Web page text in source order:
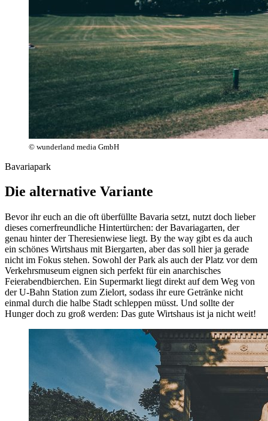
© wunderland media GmbH
Bavariapark
Die alternative Variante
Bevor ihr euch an die oft überfüllte Bavaria setzt, nutzt doch lieber
dieses cornerfreundliche Hintertürchen: der Bavariagarten, der
genau hinter der Theresienwiese liegt. By the way gibt es da auch
ein schönes Wirtshaus mit Biergarten, aber das soll hier ja gerade
nicht im Fokus stehen. Sowohl der Park als auch der Platz vor dem
Verkehrsmuseum eignen sich perfekt für ein anarchisches
Feierabendbierchen. Ein Supermarkt liegt direkt auf dem Weg von
der U-Bahn Station zum Zielort, sodass ihr eure Getränke nicht
einmal durch die halbe Stadt schleppen müsst. Und sollte der
Hunger doch zu groß werden: Das gute Wirtshaus ist ja nicht weit!